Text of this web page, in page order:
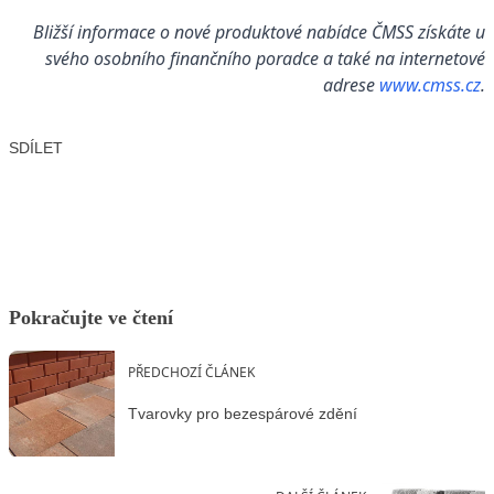
Bližší informace o nové produktové nabídce ČMSS získáte u
svého osobního finančního poradce a také na internetové
adrese www.cmss.cz.
SDÍLET
Pokračujte ve čtení
PŘEDCHOZÍ ČLÁNEK
Tvarovky pro bezespárové zdění